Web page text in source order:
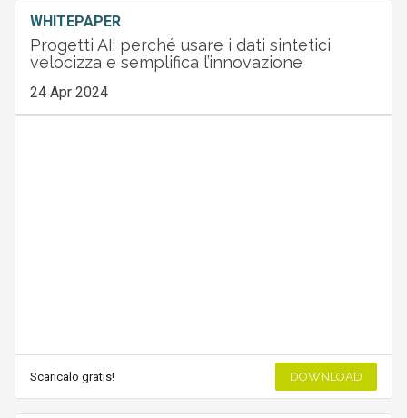
WHITEPAPER
Progetti AI: perché usare i dati sintetici
velocizza e semplifica l’innovazione
24 Apr 2024
Scaricalo gratis! DOWNLOAD